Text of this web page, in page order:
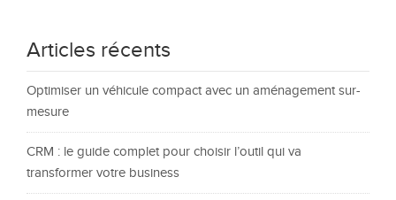
Articles récents
Optimiser un véhicule compact avec un aménagement sur-
mesure
CRM : le guide complet pour choisir l’outil qui va
transformer votre business